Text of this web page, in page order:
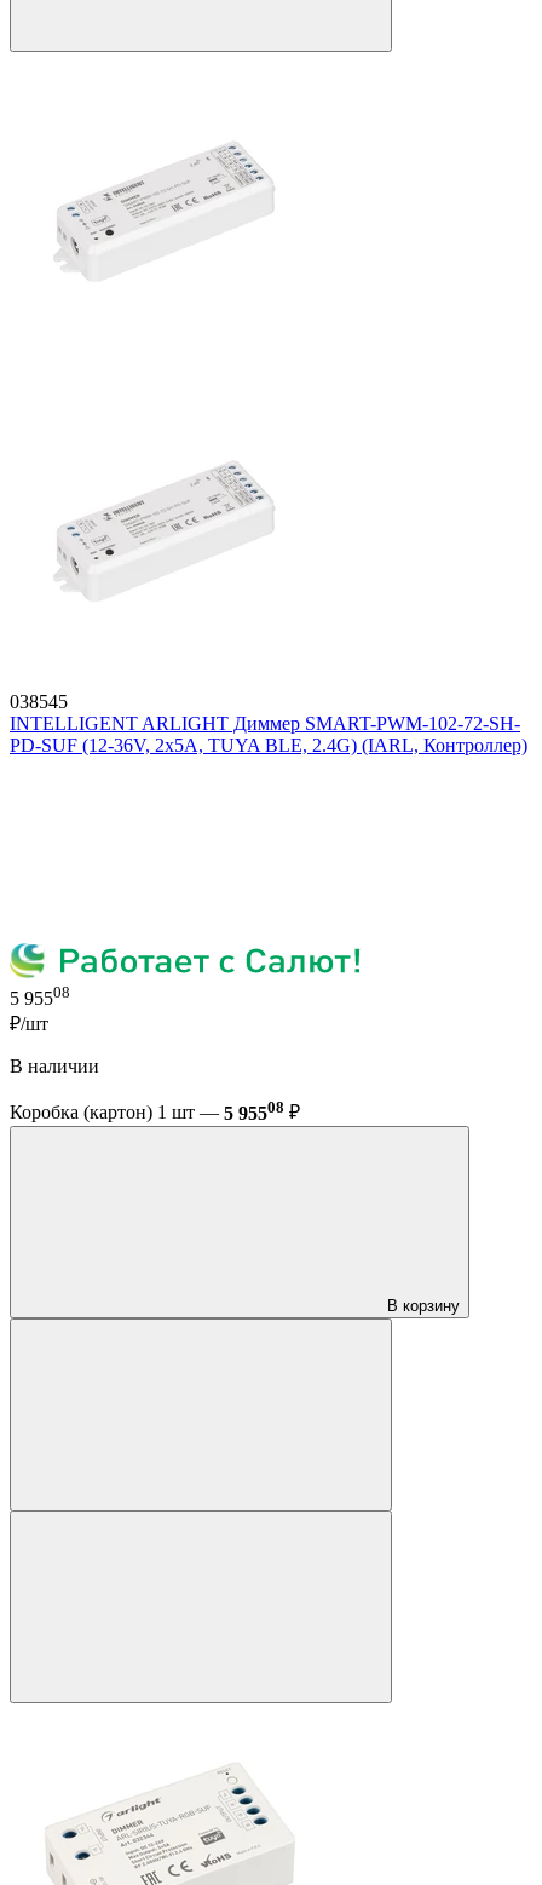
038545
INTELLIGENT ARLIGHT Диммер SMART-PWM-102-72-SH-
PD-SUF (12-36V, 2x5A, TUYA BLE, 2.4G) (IARL, Контроллер)
5 95508
₽/шт
В наличии
Коробка (картон) 1 шт — 5 95508 ₽
В корзину